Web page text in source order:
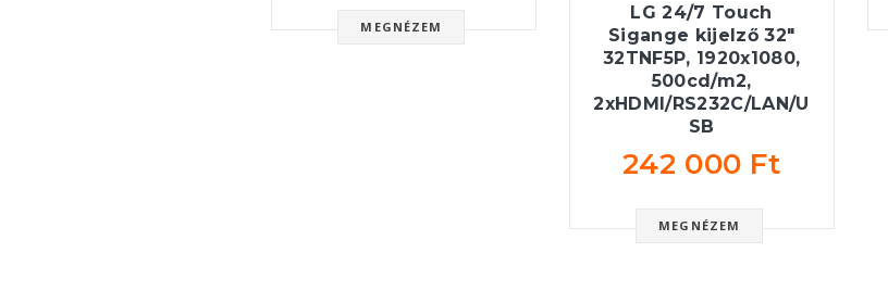
MEGNÉZEM
LG 24/7 Touch
Sigange kijelző 32"
32TNF5P, 1920x1080,
500cd/m2,
2xHDMI/RS232C/LAN/U
SB
242 000 Ft
MEGNÉZEM